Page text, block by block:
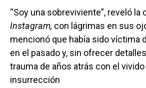
“Soy una sobreviviente”, reveló la
Instagram, con lágrimas en sus
mencionó que había sido víctima
en el pasado y, sin ofrecer
trauma de años atrás con el
insurrección